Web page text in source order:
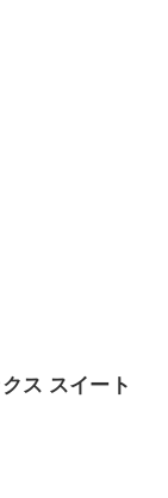
ス スイート